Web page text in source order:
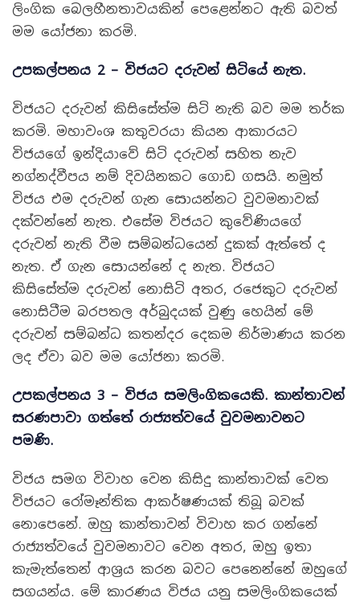
ලිංගික බෙලහීනතාවයකින් පෙළෙන්නට ඇති බවත්
මම යෝජනා කරමි.
උපකල්පනය 2 – විජයට දරුවන් සිටියේ නැත.
විජයට දරුවන් කිසිසේත්ම සිටි නැති බව මම තර්ක
කරමි. මහාවංශ කතුවරයා කියන ආකාරයට
විජයගේ ඉන්දියාවේ සිටි දරුවන් සහිත නැව
නග්නද්වීපය නම් දිවයිනකට ගොඩ ගසයි. නමුත්
විජය එම දරුවන් ගැන සොයන්නට වුවමනාවක්
දක්වන්නේ නැත. එසේම විජයට කුවේණියගේ
දරුවන් නැති වීම සම්බන්ධයෙන් දුකක් ඇත්තේ ද
නැත. ඒ ගැන සොයන්නේ ද නැත. විජයට
කිසිසේත්ම දරුවන් නොසිටි අතර, රජෙකුට දරුවන්
නොසිටීම බරපතල අර්බුදයක් වුණු හෙයින් මේ
දරුවන් සම්බන්ධ කතන්දර දෙකම නිර්මාණය කරන
ලද ඒවා බව මම යෝජනා කරමි.
උපකල්පනය 3 – විජය සමලිංගිකයෙකි. කාන්තාවන්
සරණපාවා ගත්තේ රාජ්‍යත්වයේ වුවමනාවනට
පමණි.
විජය සමග විවාහ වෙන කිසිදු කාන්තාවක් වෙත
විජයට රෝමෑන්තික ආකර්ෂණයක් තිබූ බවක්
නොපෙනේ. ඔහු කාන්තාවන් විවාහ කර ගන්නේ
රාජ්‍යත්වයේ වුවමනාවට වෙන අතර, ඔහු ඉතා
කැමැත්තෙන් ආශ්‍රය කරන බවට පෙනෙන්නේ ඔහුගේ
සගයන්ය. මේ කාරණය විජය යනු සමලිංගිකයෙක්